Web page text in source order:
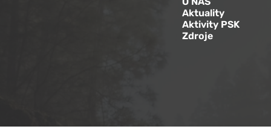
Aktuality
Aktivity PSK
Zdroje